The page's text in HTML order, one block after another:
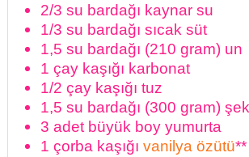
2/3 su bardağı kaynar su
1/3 su bardağı sıcak süt
1,5 su bardağı (210 gram) un
1 çay kaşığı karbonat
1/2 çay kaşığı tuz
1,5 su bardağı (300 gram)
3 adet büyük boy yumurta
1 çorba kaşığı vanilya özütü**